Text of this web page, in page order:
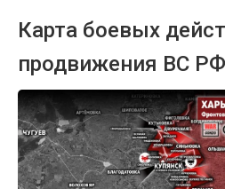
Карта боевых
продвижения ВС